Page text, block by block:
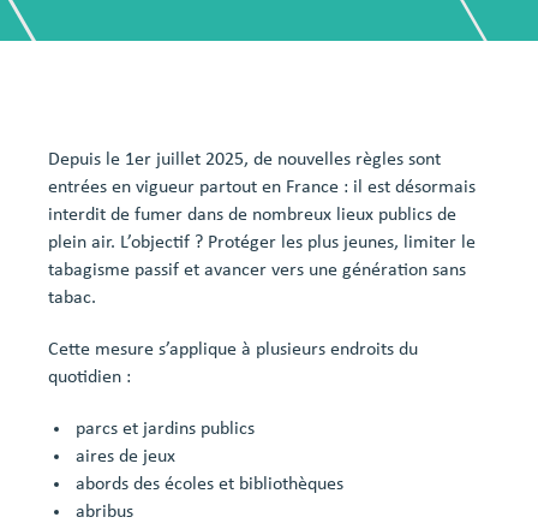
Depuis le 1er juillet 2025, de nouvelles règles sont
entrées en vigueur partout en France : il est désormais
interdit de fumer dans de nombreux lieux publics de
plein air. L’objectif ? Protéger les plus jeunes, limiter le
tabagisme passif et avancer vers une génération sans
tabac.
Cette mesure s’applique à plusieurs endroits du
quotidien :
parcs et jardins publics
aires de jeux
abords des écoles et bibliothèques
abribus